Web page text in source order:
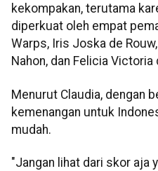
kekompakan, terutama
diperkuat oleh empat
Warps, Iris Joska de
Nahon, dan Felicia Victoria
Menurut Claudia, dengan
kemenangan untuk
mudah.
"Jangan lihat dari skor aja